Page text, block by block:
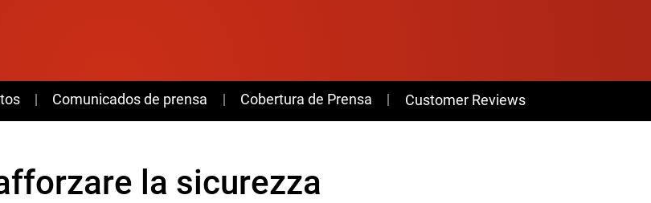
Comunicados de prensa Cobertura de Prensa Customer Reviews
la sicurezza